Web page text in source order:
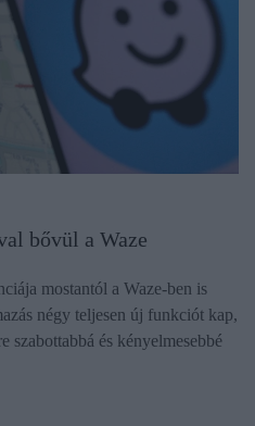
bővül a Waze
mostantól a Waze-ben is
négy teljesen új funkciót kap,
szabottabbá és kényelmesebbé